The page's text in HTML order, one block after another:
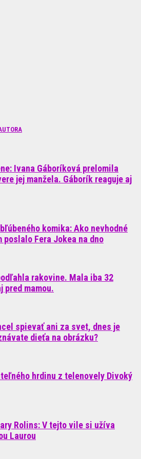
Ivana Gáboríková prelomila
jej manžela. Gáborík reaguje aj
komika: Ako nevhodné
Fera Jokea na dno
rakovine. Mala iba 32
pred mamou.
spievať ani za svet, dnes je
dieťa na obrázku?
hrdinu z telenovely Divoký
Rolins: V tejto vile si užíva
Laurou